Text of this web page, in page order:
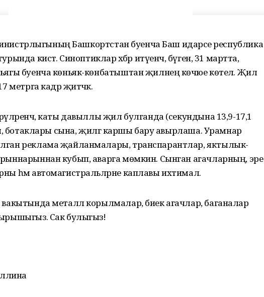
министрлыгының Башкортстан буенча Баш идарәсе республика
кисәтә. Синоптиклар хәбәр итүенчә, бүген, 31 мартта,
буенча көньяк-көнбатыштан җилнең көчәюе көтелә. Җил
метрга кадәр җитәчәк.
каты давыллы җил булганда (секундына 13,9-17,1
ботаклары сына, җилгә каршы бару авырлаша. Урамнар
реклама җайланмалары, транспарантлар, яктылык-
кубып, аварга мөмкин. Сынган агачларның, эре
һәм автомагистральләрне каплавы ихтимал.
металл корылмалар, биек агачлар, баганалар
Сак булыгыз!